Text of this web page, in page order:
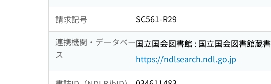
請求記号
SC561-R29
連携機関・データベー
ス
国立国会図書館 : 国立国会図書館蔵書
https://ndlsearch.ndl.go.jp